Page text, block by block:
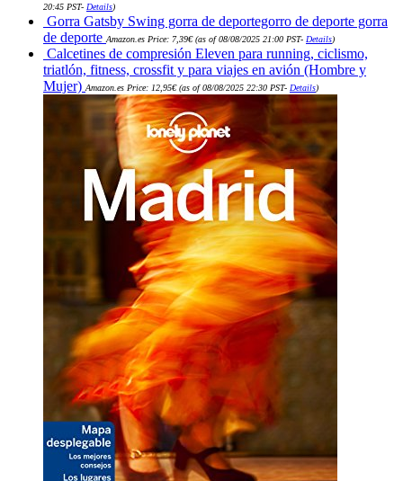
20:45 PST- Details)
Gorra Gatsby Swing gorra de deportegorro de deporte gorra
de deporte Amazon.es Price: 7,39€(as of 08/08/2025 21:00 PST- Details)
Calcetines de compresión Eleven para running, ciclismo,
triatlón, fitness, crossfit y para viajes en avión (Hombre y
Mujer) Amazon.es Price: 12,95€(as of 08/08/2025 22:30 PST- Details)